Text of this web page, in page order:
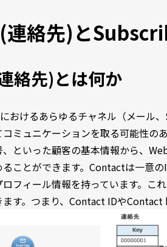
絡先)と
絡先)とは何か
おけるあらゆるチャネル（メール
ミュニケーションを取る可能性の
、といった顧客の基本情報から、
ることができます。Contactは一意
フィール情報を持っています。こ
す。つまり、Contact IDや